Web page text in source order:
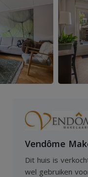
Vendôme
Dit huis is
wel gebruiken